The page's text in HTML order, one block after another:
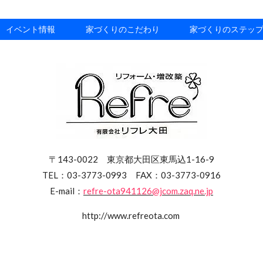
イベント情報 家づくりのこだわり 家づくりのステッ
〒143-0022 東京都大田区東馬込1-16-9
TEL：03-3773-0993 FAX：03-3773-0916
E-mail： refre-ota941126@jcom.zaq.ne.jp
http://www.refreota.com